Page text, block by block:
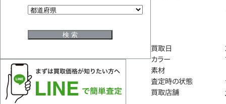
買取日
カラー
素材
査定時の状態
買取店舗